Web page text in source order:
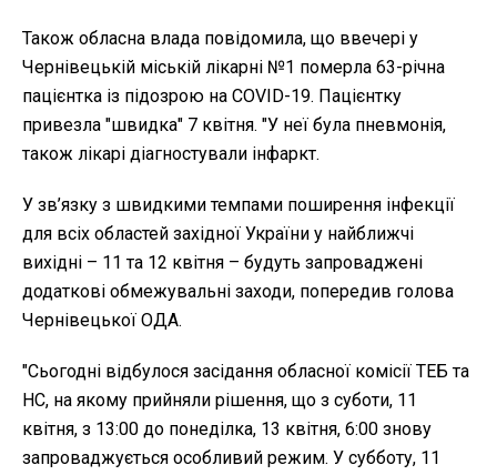
Також обласна влада повідомила, що ввечері у
Чернівецькій міській лікарні №1 померла 63-річна
пацієнтка із підозрою на COVID-19. Пацієнтку
привезла "швидка" 7 квітня. "У неї була пневмонія,
також лікарі діагностували інфаркт.
У зв’язку з швидкими темпами поширення інфекції
для всіх областей західної України у найближчі
вихідні – 11 та 12 квітня – будуть запроваджені
додаткові обмежувальні заходи, попередив голова
Чернівецької ОДА.
"Сьогодні відбулося засідання обласної комісії ТЕБ та
НС, на якому прийняли рішення, що з суботи, 11
квітня, з 13:00 до понеділка, 13 квітня, 6:00 знову
запроваджується особливий режим. У субботу, 11